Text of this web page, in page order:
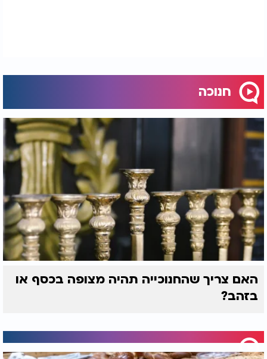
חנוכה
האם צריך שהחנוכייה תהיה מצופה בכסף או
בזהב?